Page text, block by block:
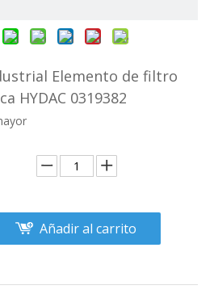
Elemento de filtro
HYDAC 0319382
Añadir al carrito